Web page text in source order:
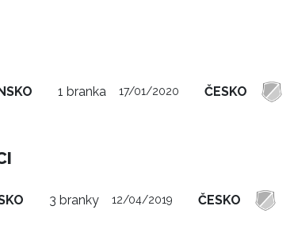
1 branka 17/01/2020 ČESKO
3 branky 12/04/2019 ČESKO